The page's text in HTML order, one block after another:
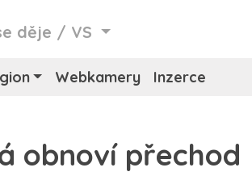
děje / VS
Webkamery Inzerce
obnoví přechod